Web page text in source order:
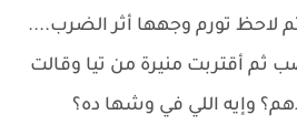
لاحظ تورم وجهها أثر الضرب....
ثم أقتربت منيرة من تيا وقالت
وإيه اللي في وشها ده؟